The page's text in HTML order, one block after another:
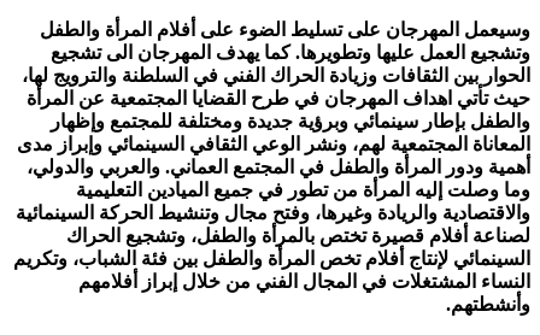
وسيعمل المهرجان على تسليط الضوء على أفلام المرأة والطفل
وتشجيع العمل عليها وتطويرها. كما يهدف المهرجان الى تشجيع
الحوار بين الثقافات وزيادة الحراك الفني في السلطنة والترويج لها،
حيث تأتي اهداف المهرجان في طرح القضايا المجتمعية عن المرأة
والطفل بإطار سينمائي وبرؤية جديدة ومختلفة للمجتمع وإظهار
المعاناة المجتمعية لهم، ونشر الوعي الثقافي السينمائي وإبراز مدى
أهمية ودور المرأة والطفل في المجتمع العماني. والعربي والدولي،
وما وصلت إليه المرأة من تطور في جميع الميادين التعليمية
والاقتصادية والريادة وغيرها، وفتح مجال وتنشيط الحركة السينمائية
لصناعة أفلام قصيرة تختص بالمرأة والطفل، وتشجيع الحراك
السينمائي لإنتاج أفلام تخص المرأة والطفل بين فئة الشباب، وتكريم
النساء المشتغلات في المجال الفني من خلال إبراز أفلامهم
وأنشطتهم.